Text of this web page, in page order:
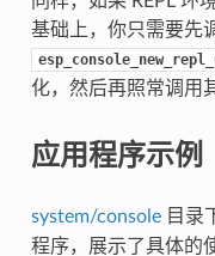
基础上，你只需要先
化，然后再照常调用
应用程序示例
system/console目录
程序，展示了具体的